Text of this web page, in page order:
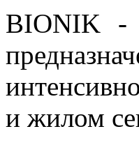
BIONIK -
и жилом